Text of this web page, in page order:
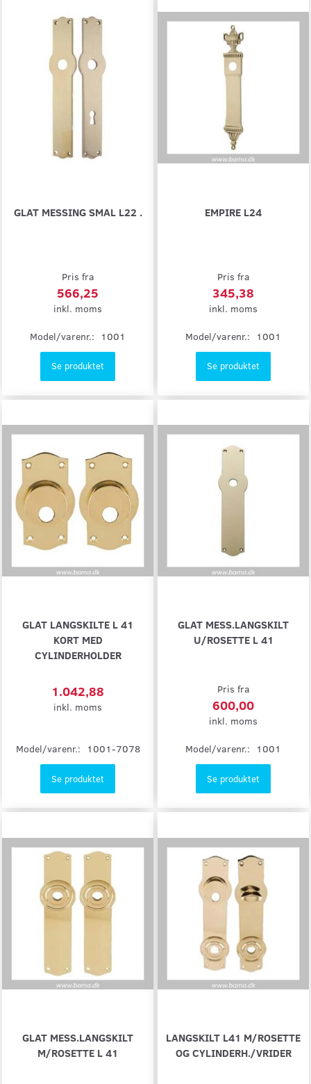
GLAT MESSING SMAL L22 .
Pris fra
566,25
inkl. moms
Model/varenr.: 1001
Se produktet
EMPIRE L24
Pris fra
345,38
inkl. moms
Model/varenr.: 1001
Se produktet
GLAT LANGSKILTE L 41
KORT MED
CYLINDERHOLDER
1.042,88
inkl. moms
Model/varenr.: 1001-7078
Se produktet
GLAT MESS.LANGSKILT
U/ROSETTE L 41
Pris fra
600,00
inkl. moms
Model/varenr.: 1001
Se produktet
GLAT MESS.LANGSKILT
M/ROSETTE L 41
LANGSKILT L41 M/ROSETTE
OG CYLINDERH./VRIDER